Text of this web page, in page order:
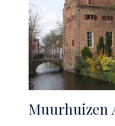
Muurhuizen